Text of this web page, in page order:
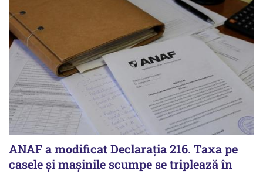
ANAF a modificat Declarația 216. Taxa pe
casele și mașinile scumpe se triplează în